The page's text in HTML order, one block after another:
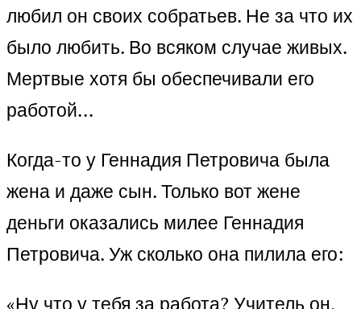
любил он своих собратьев. Не за что их
было любить. Во всяком случае живых.
Мертвые хотя бы обеспечивали его
работой…
Когда-то у Геннадия Петровича была
жена и даже сын. Только вот жене
деньги оказались милее Геннадия
Петровича. Уж сколько она пилила его:
«Ну что у тебя за работа? Учитель он,